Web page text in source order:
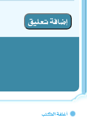
إضافة تعليق
أغلفة الكتب